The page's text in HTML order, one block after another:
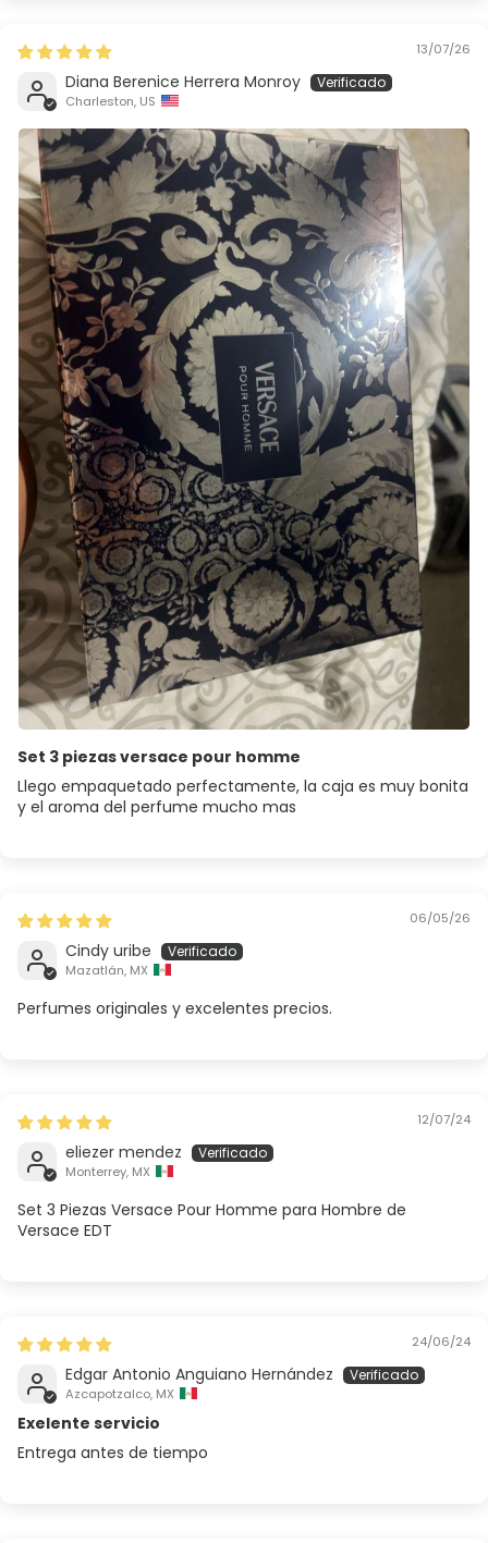
13/07/26
Diana Berenice Herrera Monroy
Charleston, US
Set 3 piezas versace pour homme
Llego empaquetado perfectamente, la caja es muy bonita
y el aroma del perfume mucho mas
06/05/26
Cindy uribe
Mazatlán, MX
Perfumes originales y excelentes precios.
12/07/24
eliezer mendez
Monterrey, MX
Set 3 Piezas Versace Pour Homme para Hombre de
Versace EDT
24/06/24
Edgar Antonio Anguiano Hernández
Azcapotzalco, MX
Exelente servicio
Entrega antes de tiempo